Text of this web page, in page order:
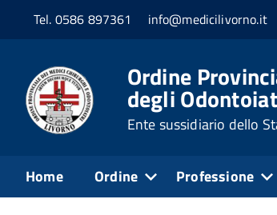
Tel. 0586 897361 info@medicilivorno.it
Ordine
degli
Ente sussidiario dello
Home Ordine Professione